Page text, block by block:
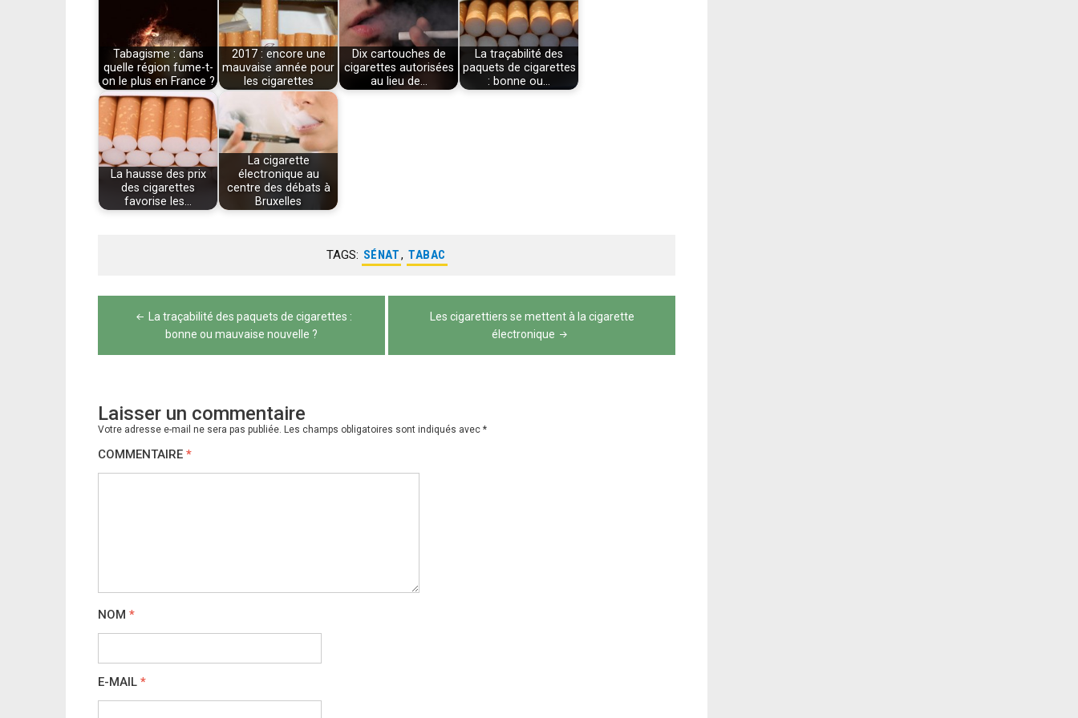
Tabagisme : dans
quelle région fume-t-
on le plus en France ?
2017 : encore une
mauvaise année pour
les cigarettes
Dix cartouches de
cigarettes autorisées
au lieu de…
La traçabilité des
paquets de cigarettes
: bonne ou…
La hausse des prix
des cigarettes
favorise les…
La cigarette
électronique au
centre des débats à
Bruxelles
TAGS: SÉNAT, TABAC
Navigation
La traçabilité des paquets de cigarettes :
bonne ou mauvaise nouvelle ?
Les cigarettiers se mettent à la cigarette
électronique
Laisser un commentaire
Votre adresse e-mail ne sera pas publiée. Les champs obligatoires sont indiqués avec *
COMMENTAIRE *
NOM *
E-MAIL *